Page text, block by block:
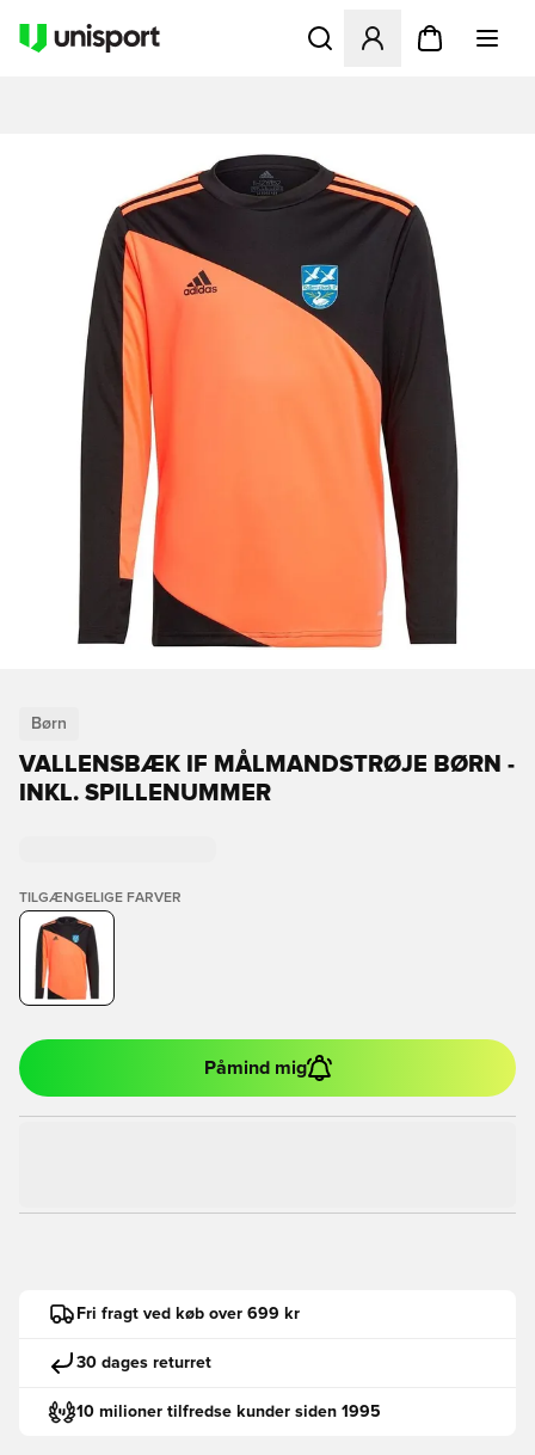
Åbner en Modal til at
Børn
VALLENSBÆK IF MÅLMANDSTRØJE BØRN -
INKL. SPILLENUMMER
TILGÆNGELIGE FARVER
Påmind mig
Fri fragt ved køb over 699 kr
30 dages returret
10 milioner tilfredse kunder siden 1995